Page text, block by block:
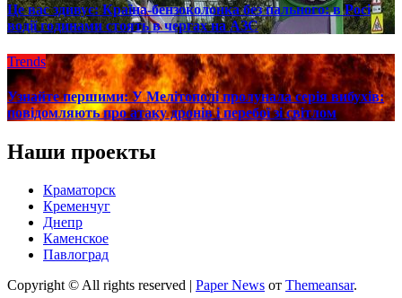
Це вас здивує: Країна-бензоколонка без пального: в Росі
водії годинами стоять в чергах на АЗС
Trends
Узнайте першими: У Мелітополі пролунала серія вибухів:
повідомляють про атаку дронів і перебої зі світлом
Наши проекты
Краматорск
Кременчуг
Днепр
Каменское
Павлоград
Copyright © All rights reserved | Paper News от Themeansar.